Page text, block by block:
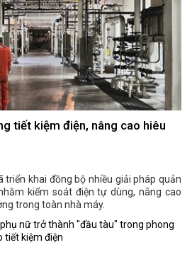
tiết kiệm điện, nâng cao hiêu
triển khai đồng bộ nhiều giải pháp quản
kiểm soát điện tự dùng, nâng cao
trong toàn nhà máy.
phụ nữ trở thành "đầu tàu" trong phong
tiết kiệm điện